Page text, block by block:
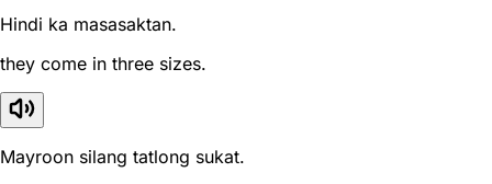
Hindi ka masasaktan.
they come in three sizes.
Mayroon silang tatlong sukat.